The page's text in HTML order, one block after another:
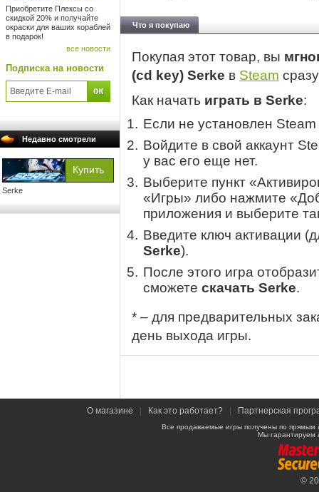
Приобретите Плексы со
скидкой 20% и получайте
окраски для ваших кораблей
в подарок!
все новости
Подписка на новости
Недавно смотрели
Serke
Что я покупаю
Покупая этот товар, вы
(cd key) Serke в Steam
Как начать играть в Serke:
Если не установлен
Войдите в свой аккаунт
у вас его еще нет.
Выберите пункт
«Игры» либо нажмите
приложения и выберите
Введите ключ активации
Serke).
После этого игра
сможете скачать Serke.
* – для предварительных
день выхода игры.
О магазине Как это работает? Партнерская
Все продаваемые игры получены по
Мы гарантируем
©